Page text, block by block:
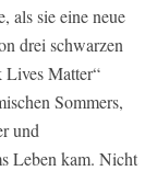
als sie eine neue
drei schwarzen
Lives Matter“
Sommers,
und
Leben kam. Nicht